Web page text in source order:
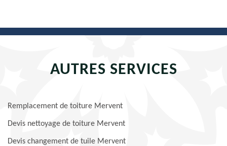
AUTRES SERVICES
Remplacement de toiture Mervent
Devis nettoyage de toiture Mervent
Devis changement de tuile Mervent